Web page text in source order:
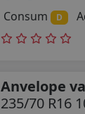
Consum
D
Anvelope
235/70 R16